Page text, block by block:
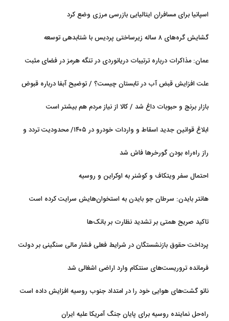
اسپانیا برای مسافران ایتالیایی بازرسی مرزی وضع کرد
گشایش گره‌های ۸ ساله زیرساختی پردیس با شتابدهی توسعه
عمان: مذاکرات درباره ترتیبات دریانوردی در تنگه هرمز در فضای مثبت
علت افزایش قبض آب در تابستان چیست؟ / توضیح آبفا درباره قبوض
بازار برنج و حبوبات داغ شد / کالا از نیاز مردم هم بیشتر است
ابلاغ قوانین جدید اسقاط و واردات خودرو در ۱۴۰۵/ محدودیت تردد و
راز راه‌راه بودن گورخرها فاش شد
احتمال سفر ویتکاف و کوشنر به اوکراین و روسیه
هانتر بایدن: سرطان جو بایدن به استخوان‌هایش سرایت کرده است
تاکید صریح همتی بر تشدید نظارت بر بانک‌ها
پرداخت حقوق بازنشستگان در شرایط فعلی فشار مالی سنگینی بر دولت
فرمانده تروریست‌های سنتکام وارد اراضی اشغالی شد
ناتو گشت‌های هوایی خود را در امتداد جنوب روسیه افزایش داده است
راه‌حل نماینده روسیه برای پایان جنگ آمریکا علیه ایران